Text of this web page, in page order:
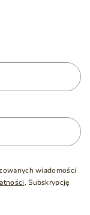
wiadomości
. Subskrypcję